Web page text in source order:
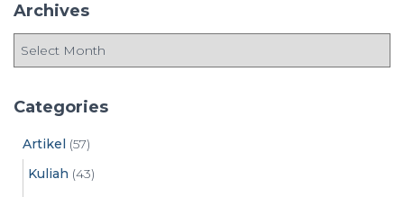
h
f
Archives
h
Categories
Artikel (57)
Kuliah (43)